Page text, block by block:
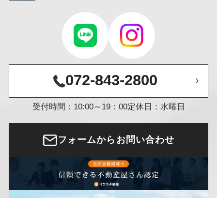
072-843-2800
受付時間：10:00～19：00定休日：水曜日
フォームからお問い合わせ